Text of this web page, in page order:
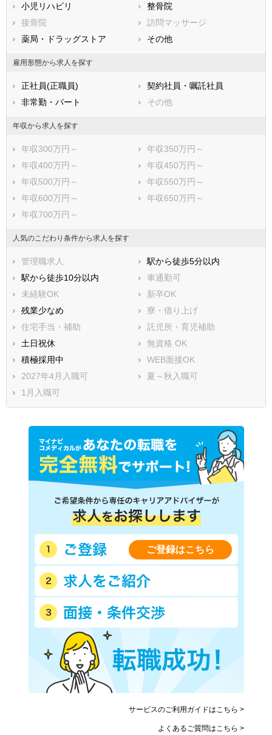
鹿児島県
小児リハビリ
整骨院
接骨院
訪問マッサージ
薬局・ドラッグストア
その他
雇用形態から求人を探す
正社員(正職員)
契約社員・嘱託社員
非常勤・パート
その他
年収から求人を探す
年収300万円～
年収350万円～
年収400万円～
年収450万円～
年収500万円～
年収550万円～
年収600万円～
年収650万円～
年収700万円～
人気のこだわり条件から求人を探す
管理職求人
駅から徒歩5分以内
駅から徒歩10分以内
車通勤可
未経験OK
新卒OK
残業少なめ
寮・借り上げ
住宅手当・補助
託児所・育児補助
土日祝休
無資格 OK
積極採用中
WEB面接OK
2027年4月入職可
夏～秋入職可
1月入職可
ご登録はこちら
サービスのご利用ガイドはこちら >
よくあるご質問はこちら >